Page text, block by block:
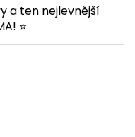
a ten nejlevnější
⭐